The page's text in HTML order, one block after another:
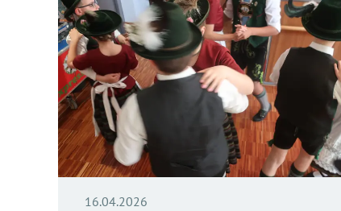
16.04.2026